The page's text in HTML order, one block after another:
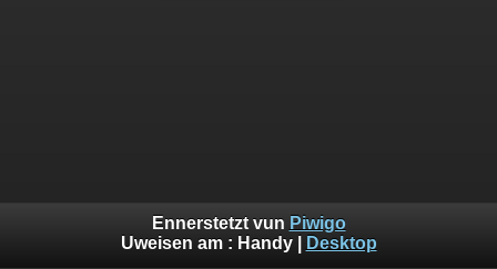
Ennerstetzt vun Piwigo
Uweisen am : Handy| Desktop